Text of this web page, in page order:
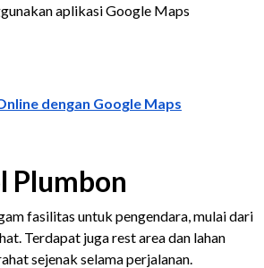
aplikasi Google Maps
dengan Google Maps
Plumbon
fasilitas untuk pengendara, mulai dari
Terdapat juga rest area dan lahan
sejenak selama perjalanan.